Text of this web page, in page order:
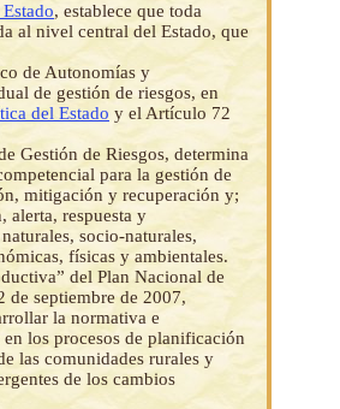
, establece que toda
al nivel central del Estado, que
de Autonomías y
de gestión de riesgos, en
del Estado y el Artículo 72
Gestión de Riesgos, determina
para la gestión de
mitigación y recuperación y;
alerta, respuesta y
socio-naturales,
físicas y ambientales.
del Plan Nacional de
de septiembre de 2007,
la normativa e
los procesos de planificación
las comunidades rurales y
de los cambios